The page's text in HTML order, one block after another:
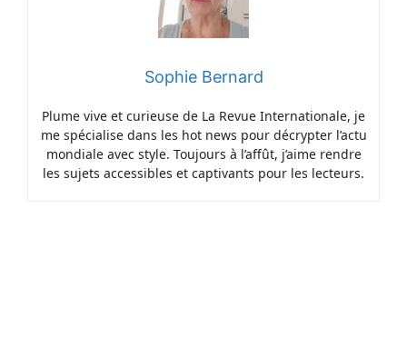
Sophie Bernard
Plume vive et curieuse de La Revue Internationale, je
me spécialise dans les hot news pour décrypter l’actu
mondiale avec style. Toujours à l’affût, j’aime rendre
les sujets accessibles et captivants pour les lecteurs.